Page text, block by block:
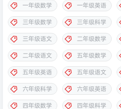
一年级数学 一年级英语
三年级数学
三年级科学
三年级语文
二年级数学
二年级语文
五年级数学
五年级英语
五年级语文
六年级科学
六年级英语
四年级数学
四年级科学